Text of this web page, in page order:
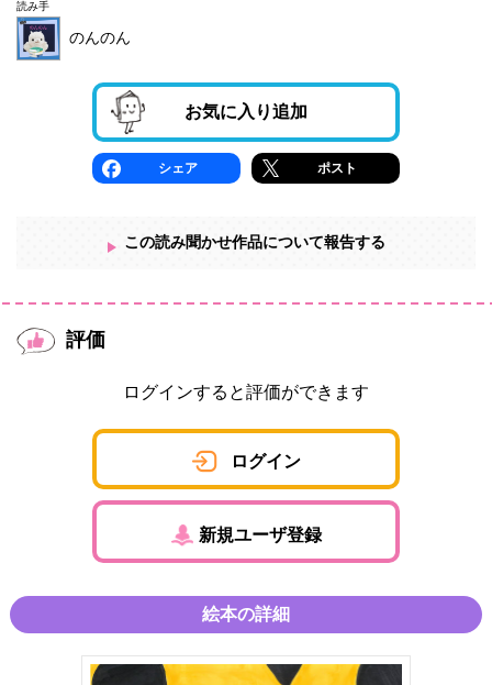
読み手
のんのん
お気に入り追加
シェア ポスト
この読み聞かせ作品について報告する
評価
ログインすると評価ができます
ログイン
新規ユーザ登録
絵本の詳細